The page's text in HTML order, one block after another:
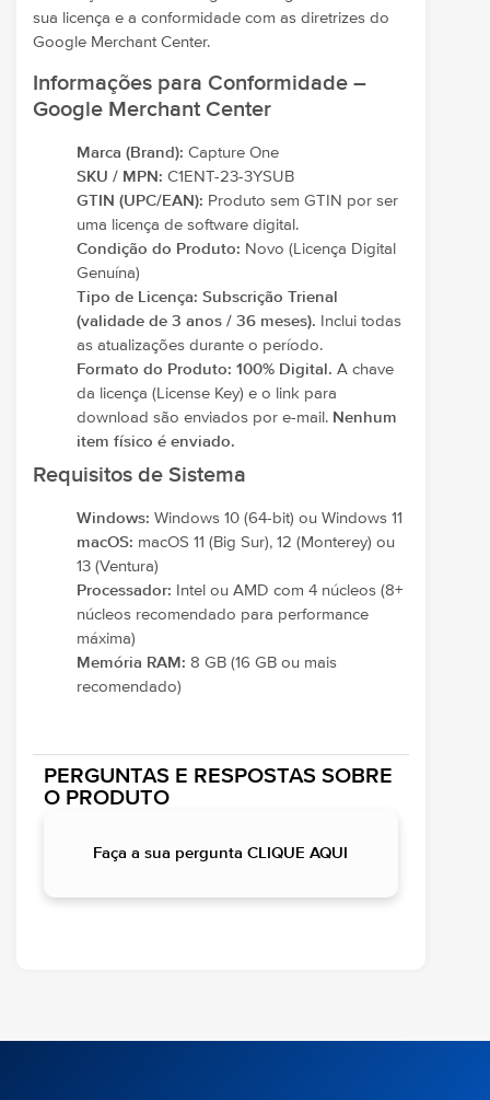
sua licença e a conformidade com as diretrizes do
Google Merchant Center.
Informações para Conformidade –
Google Merchant Center
Marca (Brand): Capture One
SKU / MPN: C1ENT-23-3YSUB
GTIN (UPC/EAN): Produto sem GTIN por ser
uma licença de software digital.
Condição do Produto: Novo (Licença Digital
Genuína)
Tipo de Licença: Subscrição Trienal
(validade de 3 anos / 36 meses). Inclui todas
as atualizações durante o período.
Formato do Produto: 100% Digital. A chave
da licença (License Key) e o link para
download são enviados por e-mail. Nenhum
item físico é enviado.
Requisitos de Sistema
Windows: Windows 10 (64-bit) ou Windows 11
macOS: macOS 11 (Big Sur), 12 (Monterey) ou
13 (Ventura)
Processador: Intel ou AMD com 4 núcleos (8+
núcleos recomendado para performance
máxima)
Memória RAM: 8 GB (16 GB ou mais
recomendado)
PERGUNTAS E RESPOSTAS SOBRE
O PRODUTO
Faça a sua pergunta CLIQUE AQUI